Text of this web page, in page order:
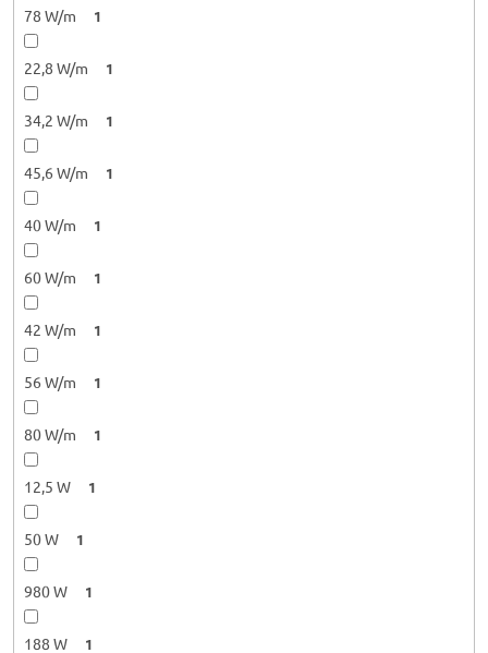
78 W/m 1
22,8 W/m 1
34,2 W/m 1
45,6 W/m 1
40 W/m 1
60 W/m 1
42 W/m 1
56 W/m 1
80 W/m 1
12,5 W 1
50 W 1
980 W 1
188 W 1